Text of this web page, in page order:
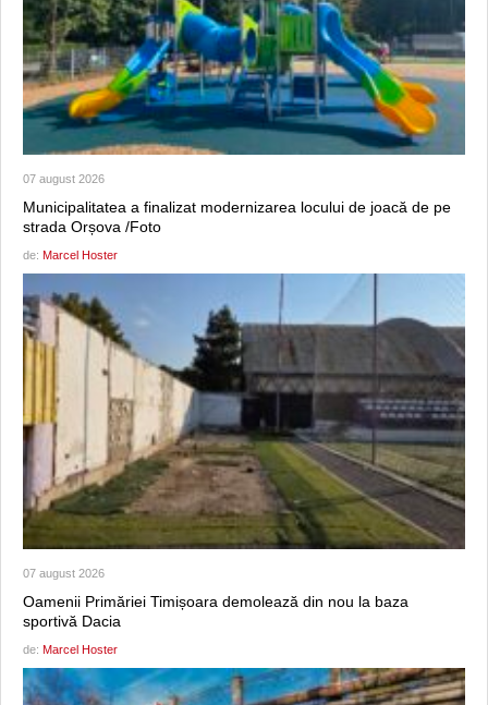
07 august 2026
Municipalitatea a finalizat modernizarea locului de joacă de pe
strada Orșova /Foto
de: Marcel Hoster
07 august 2026
Oamenii Primăriei Timișoara demolează din nou la baza
sportivă Dacia
de: Marcel Hoster